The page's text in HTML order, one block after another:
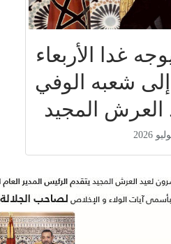
غدا الأربعاء
شعبه الوفي
العرش المجيد